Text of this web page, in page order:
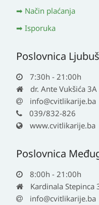
Način plaćanja
Isporuka
Poslovnica
7:30h - 21:00h
dr. Ante Vukšića 3A
info@cvitlikarije.ba
039/832-826
www.cvitlikarije.ba
Poslovnica
8:00h - 21:00h
Kardinala Stepinca
info@cvitlikarije.ba